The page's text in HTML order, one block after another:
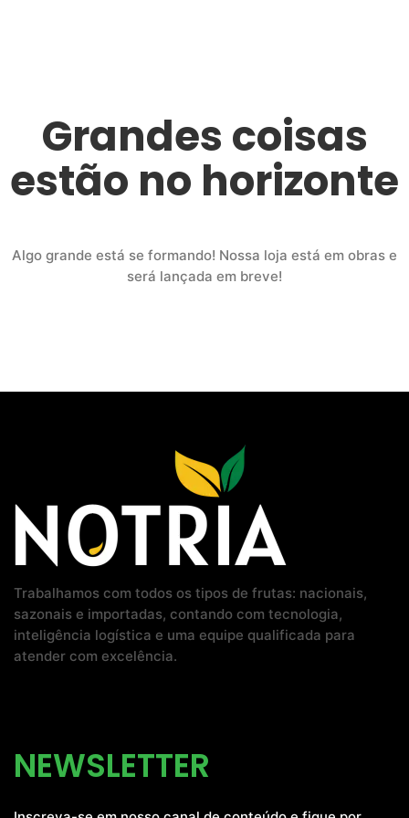
Grandes coisas
estão no horizonte
Algo grande está se formando! Nossa loja está em obras e
será lançada em breve!
Trabalhamos com todos os tipos de frutas: nacionais,
sazonais e importadas, contando com tecnologia,
inteligência logística e uma equipe qualificada para
atender com excelência.
NEWSLETTER